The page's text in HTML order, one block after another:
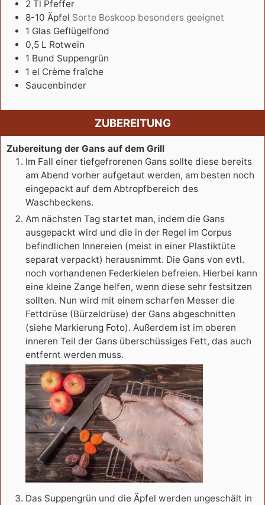
2 Tl Pfeffer
8-10 Äpfel Sorte Boskoop besonders geeignet
1 Glas Geflügelfond
0,5 L Rotwein
1 Bund Suppengrün
1 el Crème fraîche
Saucenbinder
ZUBEREITUNG
Zubereitung der Gans auf dem Grill
Im Fall einer tiefgefrorenen Gans sollte diese bereits
am Abend vorher aufgetaut werden, am besten noch
eingepackt auf dem Abtropfbereich des
Waschbeckens.
Am nächsten Tag startet man, indem die Gans
ausgepackt wird und die in der Regel im Corpus
befindlichen Innereien (meist in einer Plastiktüte
separat verpackt) herausnimmt. Die Gans von evtl.
noch vorhandenen Federkielen befreien. Hierbei kann
eine kleine Zange helfen, wenn diese sehr festsitzen
sollten. Nun wird mit einem scharfen Messer die
Fettdrüse (Bürzeldrüse) der Gans abgeschnitten
(siehe Markierung Foto). Außerdem ist im oberen
inneren Teil der Gans überschüssiges Fett, das auch
entfernt werden muss.
Das Suppengrün und die Äpfel werden ungeschält in